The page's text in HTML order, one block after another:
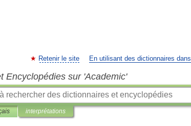
Retenir le site En utilisant des dictionnaires
Encyclopédies sur 'Academic'
interprétations